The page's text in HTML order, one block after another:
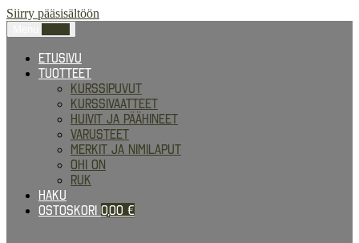
Siirry pääsisältöön
Etusivu
Tuotteet
Kurssipuvut
Kurssivaatteet
Huivit ja päähineet
Varusteet
Merkit ja nimilaput
Ohi on
RUK
Haku
Ostoskori 0,00 €